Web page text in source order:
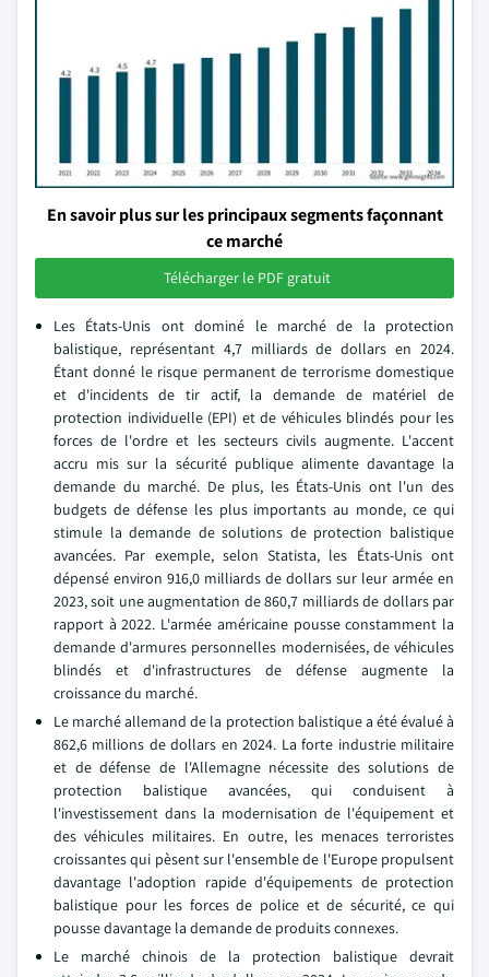
En savoir plus sur les principaux segments façonnant
ce marché
Télécharger le PDF gratuit
Les États-Unis ont dominé le marché de la protection
balistique, représentant 4,7 milliards de dollars en 2024.
Étant donné le risque permanent de terrorisme domestique
et d'incidents de tir actif, la demande de matériel de
protection individuelle (EPI) et de véhicules blindés pour les
forces de l'ordre et les secteurs civils augmente. L'accent
accru mis sur la sécurité publique alimente davantage la
demande du marché. De plus, les États-Unis ont l'un des
budgets de défense les plus importants au monde, ce qui
stimule la demande de solutions de protection balistique
avancées. Par exemple, selon Statista, les États-Unis ont
dépensé environ 916,0 milliards de dollars sur leur armée en
2023, soit une augmentation de 860,7 milliards de dollars par
rapport à 2022. L'armée américaine pousse constamment la
demande d'armures personnelles modernisées, de véhicules
blindés et d'infrastructures de défense augmente la
croissance du marché.
Le marché allemand de la protection balistique a été évalué à
862,6 millions de dollars en 2024. La forte industrie militaire
et de défense de l'Allemagne nécessite des solutions de
protection balistique avancées, qui conduisent à
l'investissement dans la modernisation de l'équipement et
des véhicules militaires. En outre, les menaces terroristes
croissantes qui pèsent sur l'ensemble de l'Europe propulsent
davantage l'adoption rapide d'équipements de protection
balistique pour les forces de police et de sécurité, ce qui
pousse davantage la demande de produits connexes.
Le marché chinois de la protection balistique devrait